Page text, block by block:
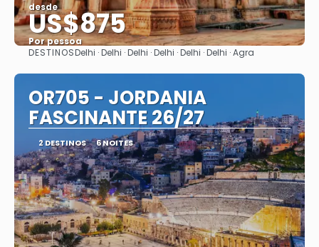
desde
US$875
Por pessoa
Vejo
DESTINOSDelhi · Delhi · Delhi · Delhi · Delhi · Delhi · Agra
OR705 - JORDANIA
FASCINANTE 26/27
2 DESTINOS 6 NOITES